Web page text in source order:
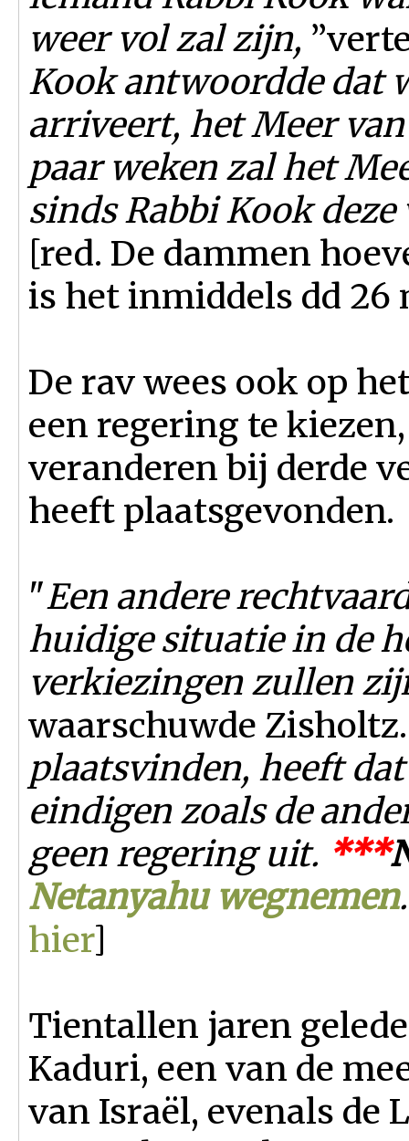
weer vol zal zijn,
Kook antwoordde dat
arriveert, het Meer
paar weken zal het
sinds Rabbi Kook
[red. De dammen
is het inmiddels dd 26
De rav wees ook op
een ​​regering te
veranderen bij derde
heeft plaatsgevonden.
"Een andere
huidige situatie in de
verkiezingen zullen
waarschuwde
plaatsvinden, heeft
eindigen zoals de
geen regering uit. ***
Netanyahu wegnemen
hier]
Tientallen jaren
Kaduri, een van de
van Israël, evenals de